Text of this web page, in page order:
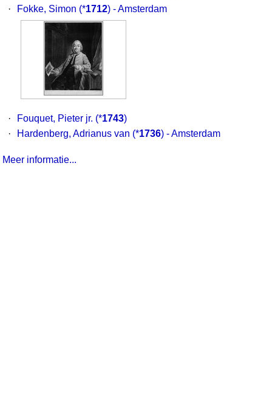
·
Fokke, Simon (*1712) - Amsterdam
· Fouquet, Pieter jr. (*1743)
·
Hardenberg, Adrianus van (*1736) - Amsterdam
Meer informatie...